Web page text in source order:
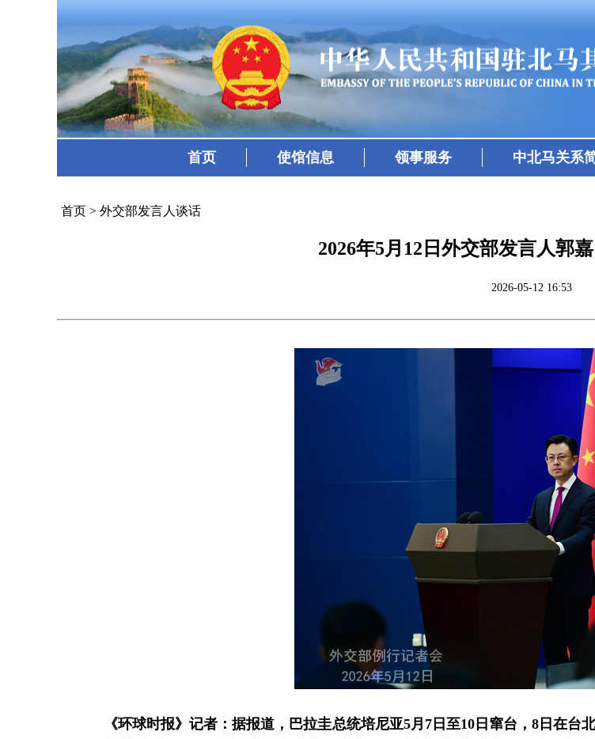
首页 使馆信息 领事服务 中北马关系
首页 > 外交部发言人谈话
2026年5月12日外交部发言人郭
2026-05-12 16:53
《环球时报》记者：据报道，巴拉圭总统培尼亚5月7日至10日窜台，8日在